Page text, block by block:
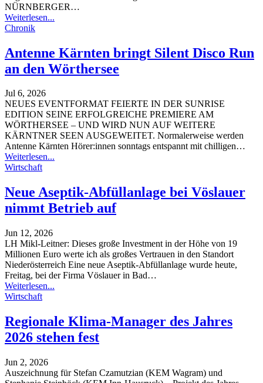
NÜRNBERGER…
Weiterlesen...
Chronik
Antenne Kärnten bringt Silent Disco Run
an den Wörthersee
Jul 6, 2026
NEUES EVENTFORMAT FEIERTE IN DER SUNRISE
EDITION SEINE ERFOLGREICHE PREMIERE AM
WÖRTHERSEE – UND WIRD NUN AUF WEITERE
KÄRNTNER SEEN AUSGEWEITET. Normalerweise werden
Antenne Kärnten Hörer:innen sonntags entspannt mit chilligen…
Weiterlesen...
Wirtschaft
Neue Aseptik-Abfüllanlage bei Vöslauer
nimmt Betrieb auf
Jun 12, 2026
LH Mikl-Leitner: Dieses große Investment in der Höhe von 19
Millionen Euro werte ich als großes Vertrauen in den Standort
Niederösterreich Eine neue Aseptik-Abfüllanlage wurde heute,
Freitag, bei der Firma Vöslauer in Bad…
Weiterlesen...
Wirtschaft
Regionale Klima-Manager des Jahres
2026 stehen fest
Jun 2, 2026
Auszeichnung für Stefan Czamutzian (KEM Wagram) und